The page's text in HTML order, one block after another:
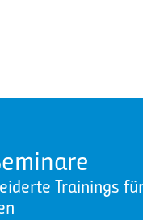
Trainings